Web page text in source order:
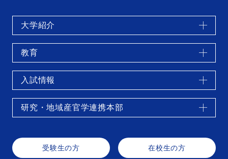
受験生の方 在校生の方
大学紹介
教育
入試情報
研究・地域産官学連携本部